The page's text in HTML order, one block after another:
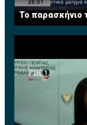
Το παρασκήνιο